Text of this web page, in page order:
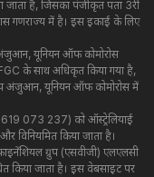
जाता है, जिसका पंजीकृत पता 3री
गणराज्य में है। इस इकाई के लिए
अंजुआन, यूनियन ऑफ कोमोरोस
के साथ अधिकृत किया गया है,
अंजुआन, यूनियन ऑफ कोमोरोस में
619 073 237) को ऑस्ट्रेलियाई
विनियमित किया जाता है।
ग्रुप (एसवीजी) एलएलसी
किया जाता है। इस वेबसाइट पर